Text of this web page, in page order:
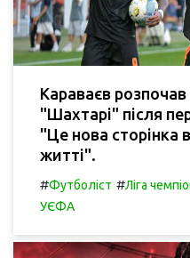
Караваєв
"Шахтарі" після
"Це нова сторінка
житті".
#Футболіст #Ліга
УЄФА